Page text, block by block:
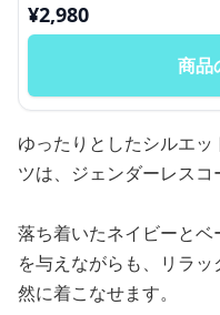
¥2,980
商品
ゆったりとしたシルエ
ツは、ジェンダーレスコ
落ち着いたネイビーと
を与えながらも、リラ
然に着こなせます。